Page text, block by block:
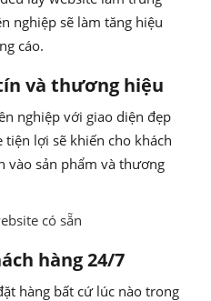
nghiệp sẽ làm tăng hiệu
cáo.
và thương hiệu
nghiệp với giao diện đẹp
lợi sẽ khiến cho khách
vào sản phẩm và thương
có sẵn
hàng 24/7
hàng bất cứ lúc nào trong